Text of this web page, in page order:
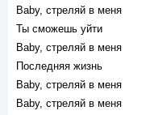
Baby, стреляй в меня
Ты сможешь уйти
Baby, стреляй в меня
Последняя жизнь
Baby, стреляй в меня
Baby, стреляй в меня